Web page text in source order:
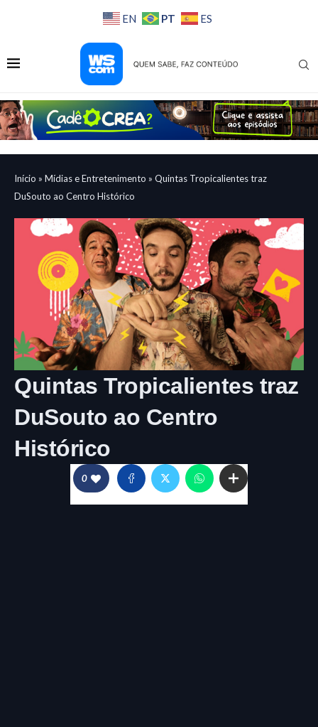
EN PT ES
Início » Mídias e Entretenimento » Quintas Tropicalientes traz
DuSouto ao Centro Histórico
Quintas Tropicalientes traz
DuSouto ao Centro
Histórico
0